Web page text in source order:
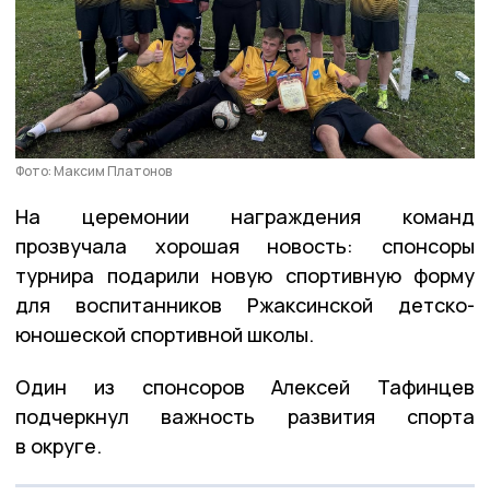
Фото: Максим Платонов
На церемонии награждения команд
прозвучала хорошая новость: спонсоры
турнира подарили новую спортивную форму
для воспитанников Ржаксинской детско-
юношеской спортивной школы.
Один из спонсоров Алексей Тафинцев
подчеркнул важность развития спорта
в округе.